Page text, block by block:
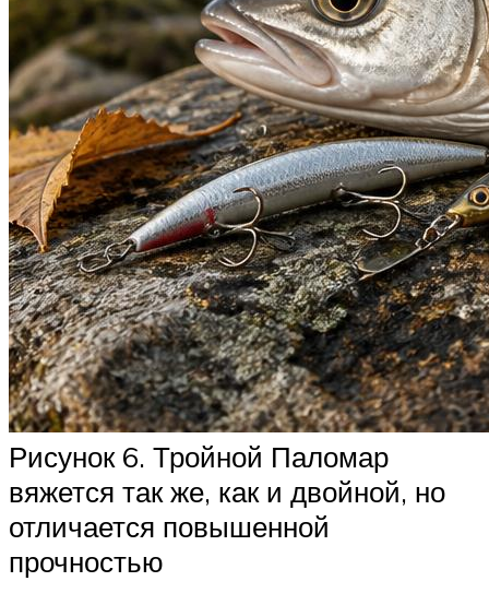
Рисунок 6. Тройной Паломар
вяжется так же, как и двойной, но
отличается повышенной
прочностью